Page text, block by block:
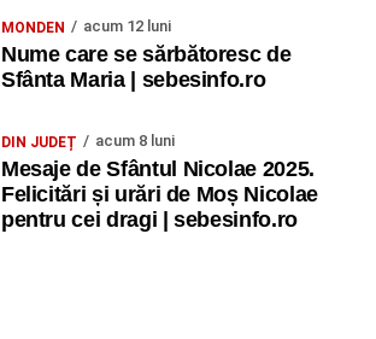
MONDEN acum 12 luni
Nume care se sărbătoresc de
Sfânta Maria | sebesinfo.ro
DIN JUDEȚ acum 8 luni
Mesaje de Sfântul Nicolae 2025.
Felicitări și urări de Moș Nicolae
pentru cei dragi | sebesinfo.ro